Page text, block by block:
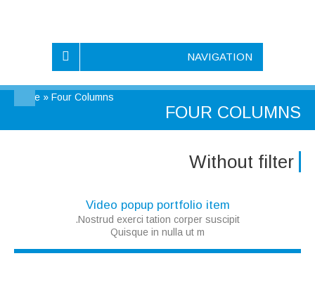
NAVIGATION
FOUR COLUMNS
Home » Four Columns
Without filter
Video popup portfolio item
Nostrud exerci tation corper suscipit.
Quisque in nulla ut m